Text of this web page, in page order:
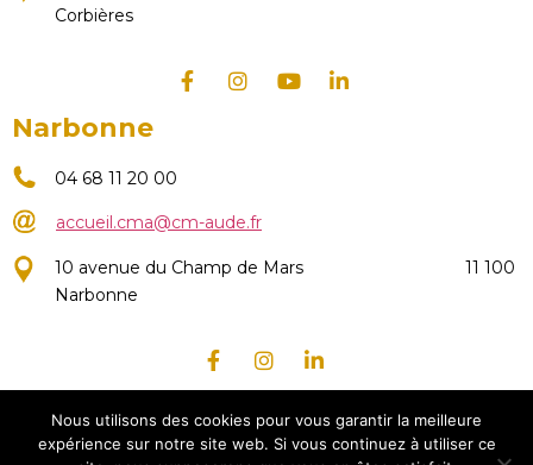
Corbières
Narbonne
04 68 11 20 00
accueil.cma@cm-aude.fr
10 avenue du Champ de Mars 11 100
Narbonne
Politique de confidentialité
Nous utilisons des cookies pour vous garantir la meilleure
expérience sur notre site web. Si vous continuez à utiliser ce